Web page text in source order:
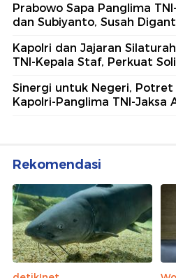
Prabowo Sapa Panglima
dan Subiyanto, Susah
Kapolri dan Jajaran
TNI-Kepala Staf, Perkuat
Sinergi untuk Negeri, Potret
Kapolri-Panglima TNI-Jaksa
Rekomendasi